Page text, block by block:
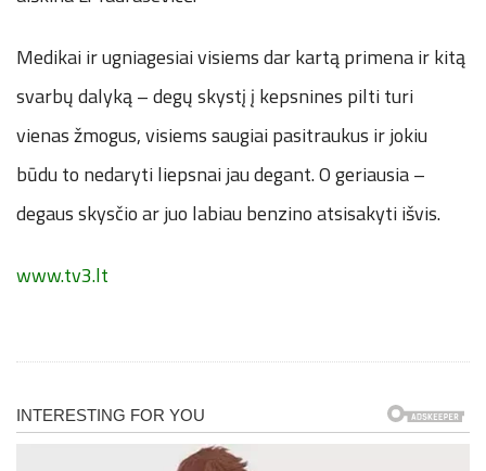
Medikai ir ugniagesiai visiems dar kartą primena ir kitą
svarbų dalyką – degų skystį į kepsnines pilti turi
vienas žmogus, visiems saugiai pasitraukus ir jokiu
būdu to nedaryti liepsnai jau degant. O geriausia –
degaus skysčio ar juo labiau benzino atsisakyti išvis.
www.tv3.lt